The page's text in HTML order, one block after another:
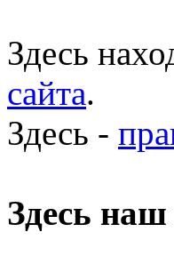
Здесь
сайта.
Здесь -
Здесь